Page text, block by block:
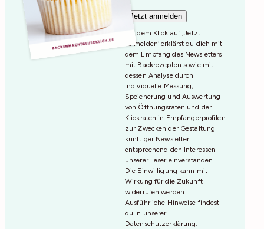
Mit dem Klick auf ‚Jetzt
Anmelden‘ erklärst du dich mit
dem Empfang des Newsletters
mit Backrezepten sowie mit
dessen Analyse durch
individuelle Messung,
Speicherung und Auswertung
von Öffnungsraten und der
Klickraten in Empfängerprofilen
zur Zwecken der Gestaltung
künftiger Newsletter
entsprechend den Interessen
unserer Leser einverstanden.
Die Einwilligung kann mit
Wirkung für die Zukunft
widerrufen werden.
Ausführliche Hinweise findest
du in unserer
Datenschutzerklärung.